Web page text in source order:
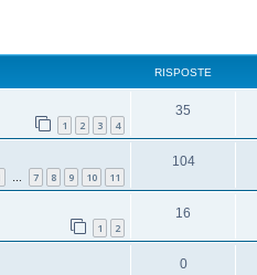
RISPOSTE
1 2 3 4
35
… 7 8 9 10 11
104
1 2
16
0